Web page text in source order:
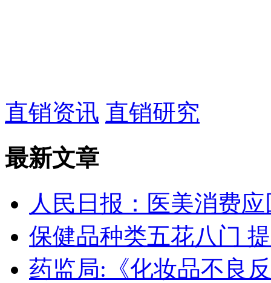
直销资讯 直销研究
最新文章
人民日报：医美消费
保健品种类五花八门
药监局:《化妆品不良